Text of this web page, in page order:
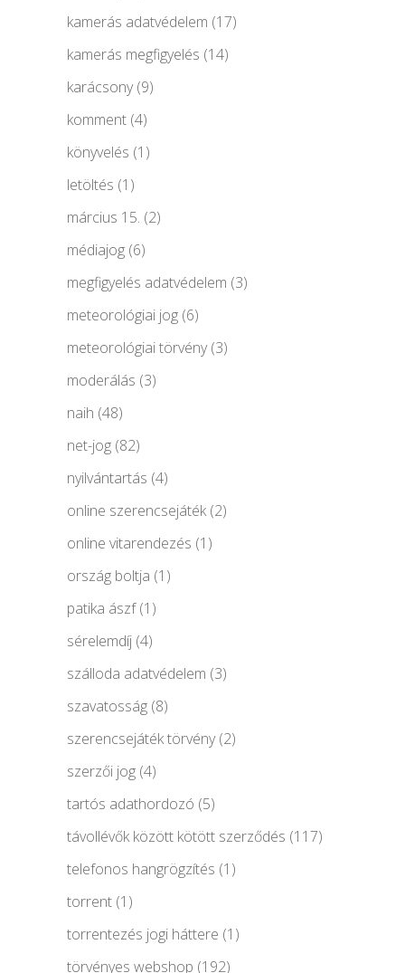
kamerás adatvédelem (17)
kamerás megfigyelés (14)
karácsony(9)
komment (4)
könyvelés (1)
letöltés (1)
március 15. (2)
médiajog (6)
megfigyelés adatvédelem (3)
meteorológiai jog (6)
meteorológiai törvény(3)
moderálás (3)
naih (48)
net-jog (82)
nyilvántartás (4)
online szerencsejáték(2)
online vitarendezés (1)
ország boltja (1)
patika ászf(1)
sérelemdíj (4)
szálloda adatvédelem (3)
szavatosság (8)
szerencsejáték törvény(2)
szerzői jog (4)
tartós adathordozó (5)
távollévők között kötött szerződés (117)
telefonos hangrögzítés (1)
torrent (1)
torrentezés jogi háttere (1)
törvényes webshop (192)